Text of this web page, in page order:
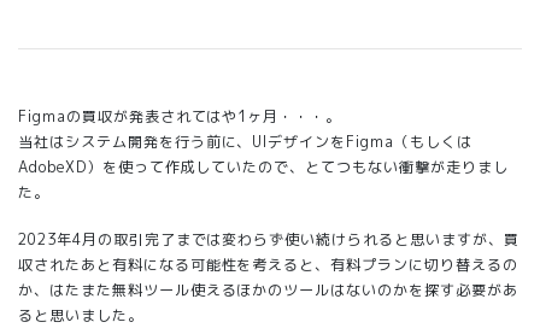
Figmaの買収が発表されてはや1ヶ月・・・。
当社はシステム開発を行う前に、UIデザインをFigma（もしくは
AdobeXD）を使って作成していたので、とてつもない衝撃が走りまし
た。
2023年4月の取引完了までは変わらず使い続けられると思いますが、買
収されたあと有料になる可能性を考えると、有料プランに切り替えるの
か、はたまた無料ツール使えるほかのツールはないのかを探す必要があ
ると思いました。